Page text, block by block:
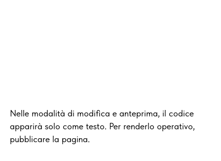
Nelle modalità di modifica e anteprima, il codice
apparirà solo come testo. Per renderlo operativo,
pubblicare la pagina.